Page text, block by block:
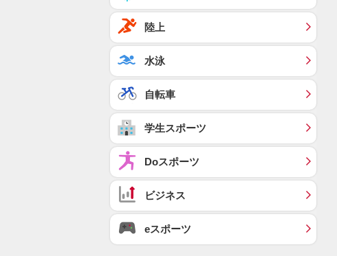
陸上
水泳
自転車
学生スポーツ
Doスポーツ
ビジネス
eスポーツ